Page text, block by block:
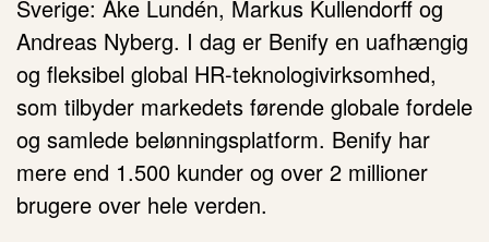
Sverige: Åke Lundén, Markus Kullendorff og
Andreas Nyberg. I dag er Benify en uafhængig
og fleksibel global HR-teknologivirksomhed,
som tilbyder markedets førende globale fordele
og samlede belønningsplatform. Benify har
mere end 1.500 kunder og over 2 millioner
brugere over hele verden.